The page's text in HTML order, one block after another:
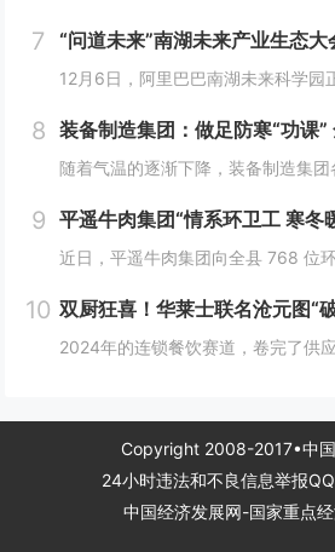
7
8 装备制造集团：做足防寒“功课”
9 平遥牛肉集团“情系环卫工 寒冬
10 双厨狂喜！华莱士联名沧元图“
Copyright 2008-2017•中
24小时违法和不良信息举报
中国经济发展网-国家重点